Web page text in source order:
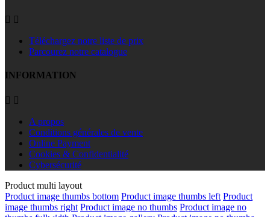
 
Téléchargez notre liste de prix
Parcourez notre catalogue
INFORMATION
 
A propos
Conditions générales de vente
Online Payment
Cookies & Confidentialité
Cybersécurité
Product multi layout
Product image thumbs bottom Product image thumbs left Product
image thumbs right Product image no thumbs Product image no